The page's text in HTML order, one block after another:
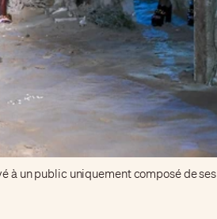
à un public uniquement composé de ses